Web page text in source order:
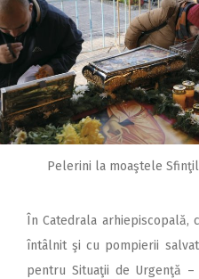
Pelerini la moaştele
În Catedrala arhiepiscopală,
întâlnit şi cu pompierii
pentru Situaţii de Urgenţă